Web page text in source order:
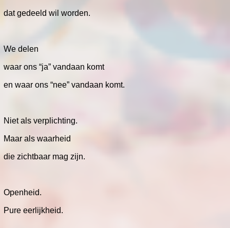
dat gedeeld wil worden.
We delen
waar ons “ja” vandaan komt
en waar ons “nee” vandaan komt.
Niet als verplichting.
Maar als waarheid
die zichtbaar mag zijn.
Openheid.
Pure eerlijkheid.